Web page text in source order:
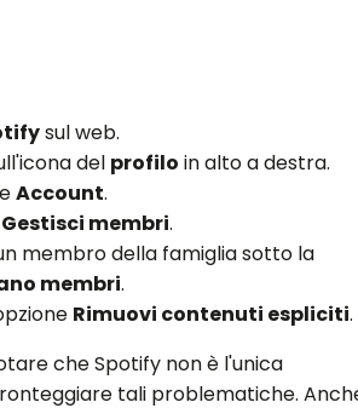
sul web.
del profilo in alto a destra.
Account.
Gestisci membri.
membro della famiglia sotto la
membri.
Rimuovi contenuti espliciti.
che Spotify non è l'unica
tali problematiche.